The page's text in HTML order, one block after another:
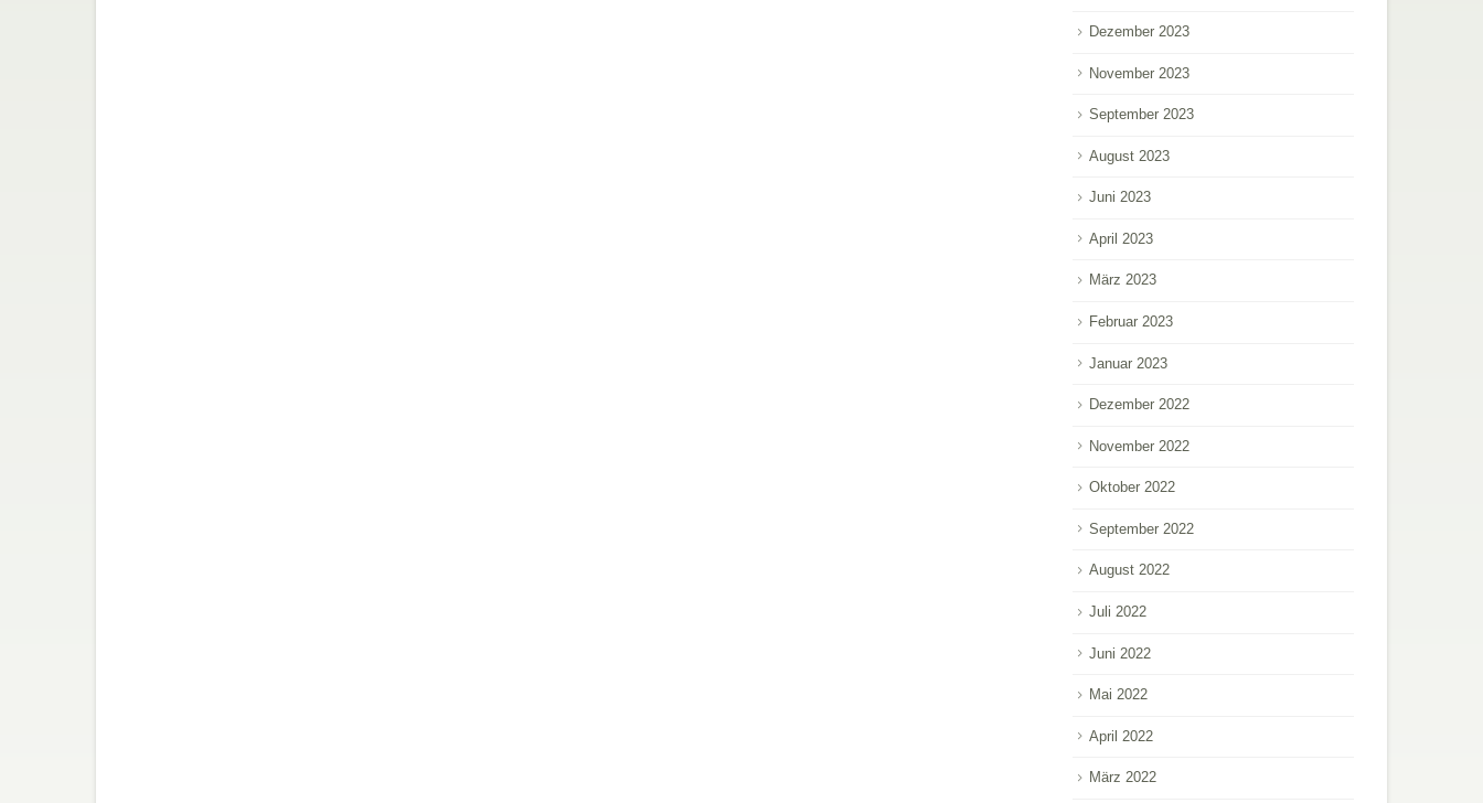
Dezember 2023
November 2023
September 2023
August 2023
Juni 2023
April 2023
März 2023
Februar 2023
Januar 2023
Dezember 2022
November 2022
Oktober 2022
September 2022
August 2022
Juli 2022
Juni 2022
Mai 2022
April 2022
März 2022